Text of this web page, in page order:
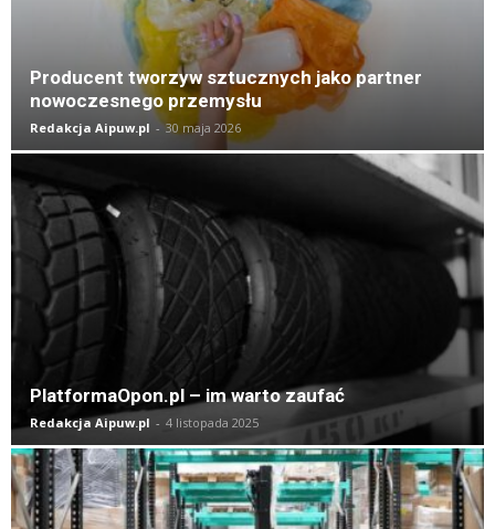
Producent tworzyw sztucznych jako partner
nowoczesnego przemysłu
Redakcja Aipuw.pl - 30 maja 2026
PlatformaOpon.pl – im warto zaufać
Redakcja Aipuw.pl - 4 listopada 2025